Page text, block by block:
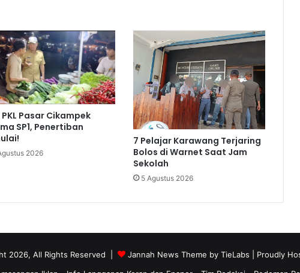
Pasar Cikampek
SP1, Penertiban
2026
7 Pelajar Karawang Terjaring
Bolos di Warnet Saat Jam
Sekolah
5 Agustus 2026
2026, All Rights Reserved | Jannah News Theme by TieLabs | Proudly